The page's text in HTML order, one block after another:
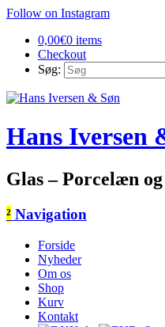
Follow on Instagram
0,00€0 items
Checkout
Søg:
Hans Iversen
Glas – Porcelæn
² Navigation
Forside
Nyheder
Om os
Shop
Kurv
Kontakt